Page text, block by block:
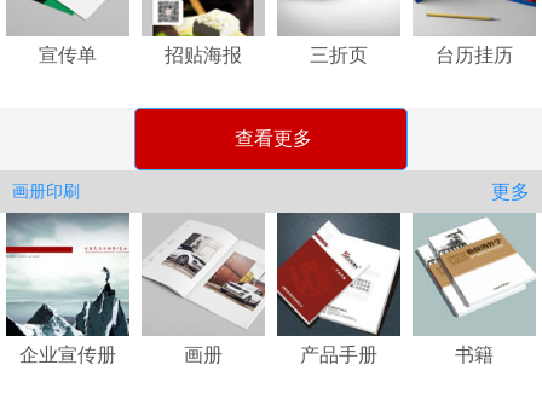
宣传单 招贴海报 三折页 台历挂历
查看更多
画册印刷 更多
企业宣传册 画册 产品手册 书籍